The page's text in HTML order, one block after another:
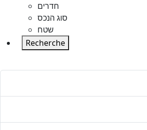
חדרים
סוג הנכס
שטח
Recherche